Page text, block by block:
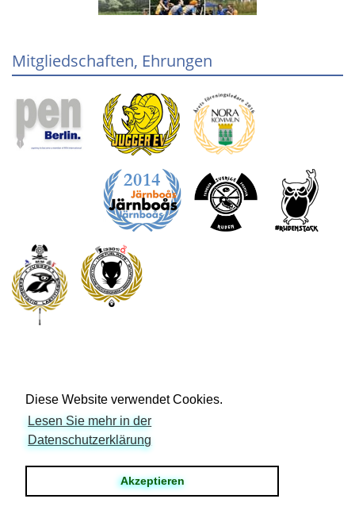
Diese Website verwendet Cookies.
Lesen Sie mehr in der
Datenschutzerklärung
Akzeptieren
Mitgliedschaften, Ehrungen
Copyright © Uhus Nest – Ruben Wickenhäuser 2018.
Impressum